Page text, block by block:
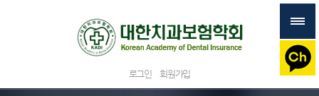
로그인 회원가입